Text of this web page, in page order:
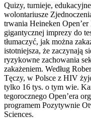
Quizy, turnieje,
wolontariusze
trwania Heineken
gigantycznej imprezy do
tłumaczyć, jak można
istotniejsza, że zaczynają
ryzykowne zachowania
zakażeniem. Według
Tęczy, w Polsce z HIV
tylko 16 tys. o tym wie.
tegorocznego Open’era
programem Pozytywnie
Sciences.